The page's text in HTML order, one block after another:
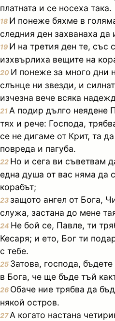
платната и се носеха така.
18 И понеже бяхме в
следния ден захванаха да
19 И на третия ден те, със
изхвърлиха вещите на
20 И понеже за много дни
слънце ни звезди, и
изчезна вече всяка
21 А подир дълго неядене
тях и рече: Господа,
се не дигаме от Крит, та
повреда и пагуба.
22 Но и сега ви съветвам
една душа от вас няма да
корабът;
23 защото ангел от Бога,
служа, застана до мене
24 Не бой се, Павле, ти
Кесаря; и ето, Бог ти
с тебе.
25 Затова, господа,
в Бога, че ще бъде тъй
26 Обаче ние трябва да
някой остров.
27А когато настана